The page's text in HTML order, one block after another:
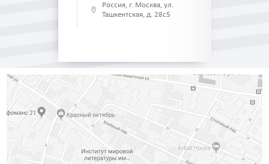
Россия, г. Москва, ул.
Ташкентская, д. 28с5